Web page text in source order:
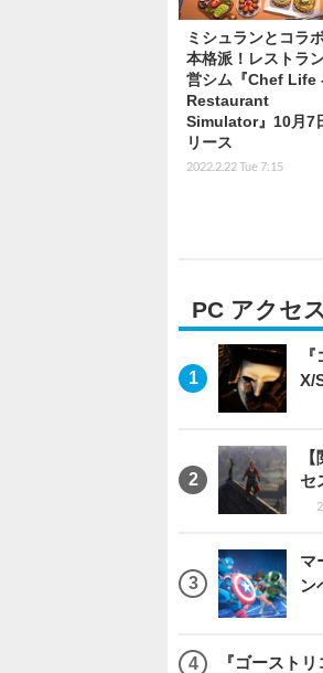
ミシュランとコラ
本格派！レストラ
営シム『Chef Life
Restaurant
Simulator』10月7
リース
2022.2.22 Tue 7:15
PC アクセ
X/
セ
マ
ン
『ゴースト